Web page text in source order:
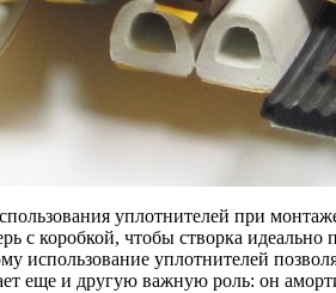
уплотнителей при
с коробкой, чтобы створка
использование уплотнителей
еще и другую важную роль: он